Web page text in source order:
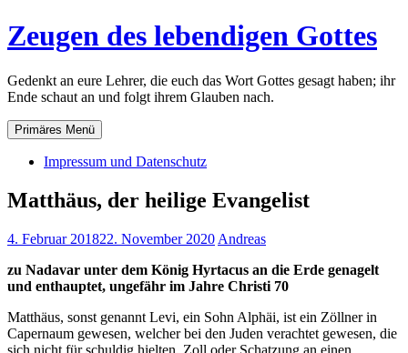
Zum
Inhalt
Zeugen des lebendigen Gottes
Gedenkt an eure Lehrer, die euch das Wort Gottes gesagt haben; ihr
Ende schaut an und folgt ihrem Glauben nach.
Primäres Menü
Impressum und Datenschutz
Matthäus, der heilige Evangelist
4. Februar 201822. November 2020 Andreas
zu Nadavar unter dem König Hyrtacus an die Erde genagelt
und enthauptet, ungefähr im Jahre Christi 70
Matthäus, sonst genannt Levi, ein Sohn Alphäi, ist ein Zöllner in
Capernaum gewesen, welcher bei den Juden verachtet gewesen, die
sich nicht für schuldig hielten, Zoll oder Schatzung an einen